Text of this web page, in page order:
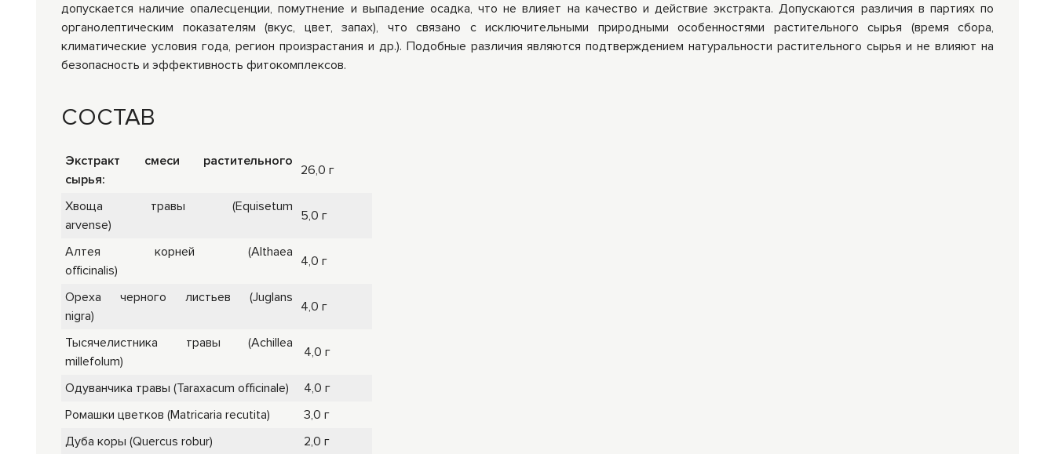
допускается наличие опалесценции, помутнение и выпадение осадка, что не влияет на качество и действие экстракта. Допускаются различия в партиях по
органолептическим показателям (вкус, цвет, запах), что связано с исключительными природными особенностями растительного сырья (время сбора,
климатические условия года, регион произрастания и др.). Подобные различия являются подтверждением натуральности растительного сырья и не влияют на
безопасность и эффективность фитокомплексов.
СОСТАВ
Экстракт смеси растительного
сырья:
26,0 г
Хвоща травы (Equisetum
arvense)
5,0 г
Алтея корней (Althaea
officinalis)
4,0 г
Ореха черного листьев (Juglans
nigra)
4,0 г
Тысячелистника травы (Achillea
millefolum)
4,0 г
Одуванчика травы (Taraxacum officinale)
4,0 г
Ромашки цветков (Matricaria recutita)
3,0 г
Дуба коры (Quercus robur)
2,0 г